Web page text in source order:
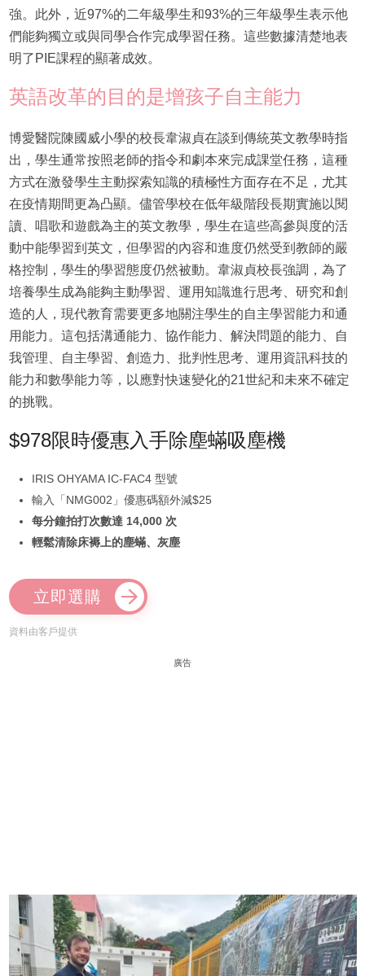
強。此外，近97%的二年級學生和93%的三年級學生表示他
們能夠獨立或與同學合作完成學習任務。這些數據清楚地表
明了PIE課程的顯著成效。
英語改革的目的是增孩子自主能力
博愛醫院陳國威小學的校長韋淑貞在談到傳統英文教學時指
出，學生通常按照老師的指令和劇本來完成課堂任務，這種
方式在激發學生主動探索知識的積極性方面存在不足，尤其
在疫情期間更為凸顯。儘管學校在低年級階段長期實施以閱
讀、唱歌和遊戲為主的英文教學，學生在這些高參與度的活
動中能學習到英文，但學習的內容和進度仍然受到教師的嚴
格控制，學生的學習態度仍然被動。韋淑貞校長強調，為了
培養學生成為能夠主動學習、運用知識進行思考、研究和創
造的人，現代教育需要更多地關注學生的自主學習能力和通
用能力。這包括溝通能力、協作能力、解決問題的能力、自
我管理、自主學習、創造力、批判性思考、運用資訊科技的
能力和數學能力等，以應對快速變化的21世紀和未來不確定
的挑戰。
$978限時優惠入手除塵蟎吸塵機
IRIS OHYAMA IC-FAC4 型號
輸入「NMG002」優惠碼額外減$25
每分鐘拍打次數達 14,000 次
輕鬆清除床褥上的塵蟎、灰塵
立即選購
資料由客戶提供
廣告